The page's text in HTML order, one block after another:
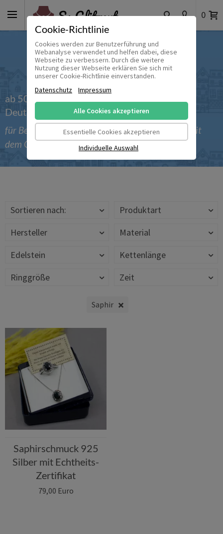
Cookie-Richtlinie
Cookies werden zur Benutzerführung und
Webanalyse verwendet und helfen dabei, diese
Webseite zu verbessern. Durch die weitere
Nutzung dieser Webseite erklären Sie sich mit
unserer Cookie-Richtlinie einverstanden.
Datenschutz
Impressum
Alle Cookies akzeptieren
Essentielle Cookies akzeptieren
Individuelle Auswahl
0
ab 50 € versandkostenfrei innerhalb
Deutschlands
für Bestellungen bis einschließlich 30.09.2026 mit
dem Gutscheincode 'Sommer_2026'
Sortieren nach:
Produktart
Hersteller
Material
Edelstein
Kettenlänge
Ringgröße
Zeit
Saphir
Saphirschmuck 925
Silber mit Echtheits-
Zertifikat
79,00 Euro